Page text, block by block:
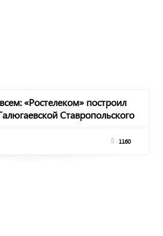
«Ростелеком» построил
Ставропольского
1160